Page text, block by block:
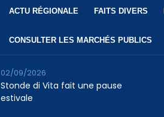
ACTU RÉGIONALE FAITS DIVERS
CONSULTER LES MARCHÉS PUBLICS
Stonde di Vita fait une pause
estivale
02/09/2026